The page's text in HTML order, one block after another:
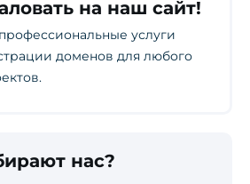
на наш сайт!
услуги
доменов для любого
нас?